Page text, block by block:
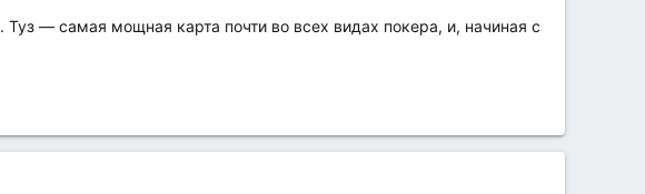
— самая мощная карта почти во всех видах покера, и, начиная с